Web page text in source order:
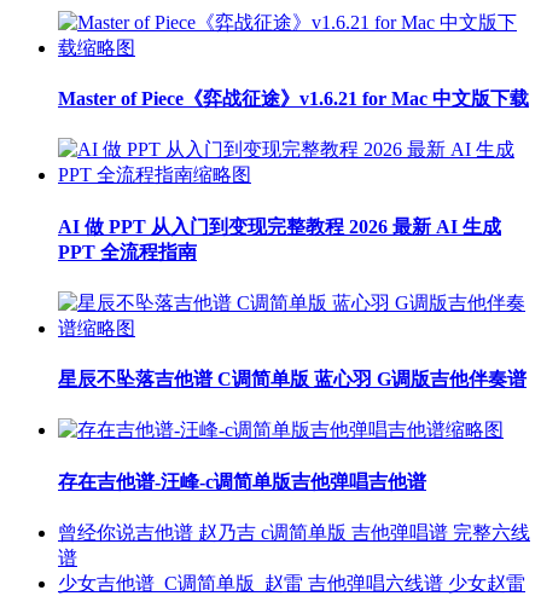
Master of Piece《弈战征途》v1.6.21 for Mac 中文版下载
AI 做 PPT 从入门到变现完整教程 2026 最新 AI 生成
PPT 全流程指南
星辰不坠落吉他谱 C调简单版 蓝心羽 G调版吉他伴奏谱
存在吉他谱-汪峰-c调简单版吉他弹唱吉他谱
曾经你说吉他谱 赵乃吉 c调简单版 吉他弹唱谱 完整六线
谱
少女吉他谱_C调简单版_赵雷 吉他弹唱六线谱 少女赵雷